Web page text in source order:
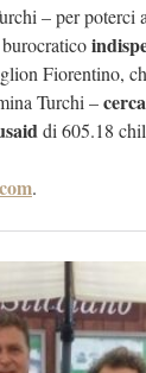
– per poterci
Fiorentino,
Turchi –
di 605.18
.